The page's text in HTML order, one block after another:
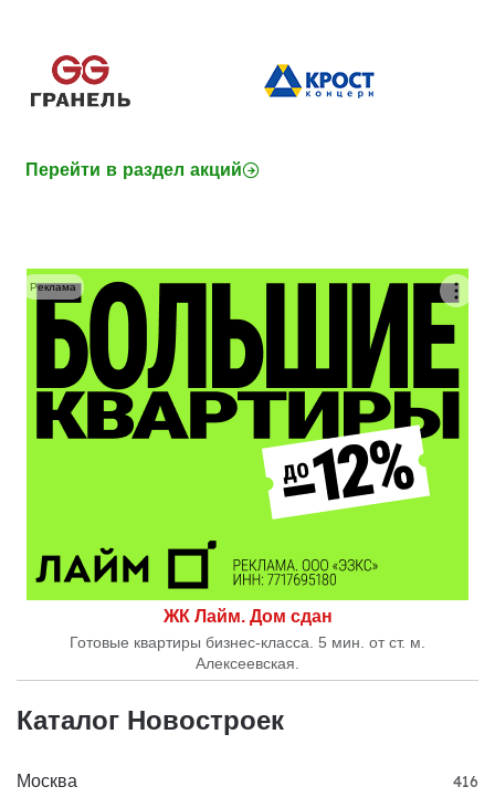
Перейти в раздел акций
ЖК Лайм. Дом сдан
Готовые квартиры бизнес-класса. 5 мин. от ст. м.
Алексеевская.
Реклама
Каталог Новостроек
Москва 416